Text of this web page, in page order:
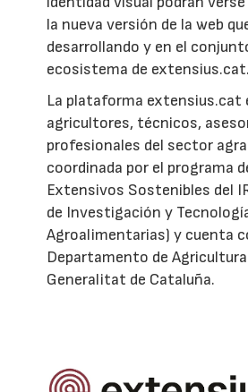
la nueva versión de la web
desarrollando y en el
ecosistema de extensius.cat.
La plataforma extensius.cat
agricultores, técnicos,
profesionales del sector
coordinada por el programa
Extensivos Sostenibles del
de Investigación y
Agroalimentarias) y cuenta
Departamento de Agricultura
Generalitat de Cataluña.